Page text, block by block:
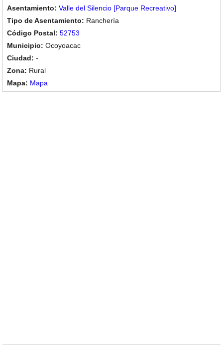
Valle del Silencio [Parque Recreativo]
Ranchería
52753
Ocoyoacac
-
Rural
Mapa